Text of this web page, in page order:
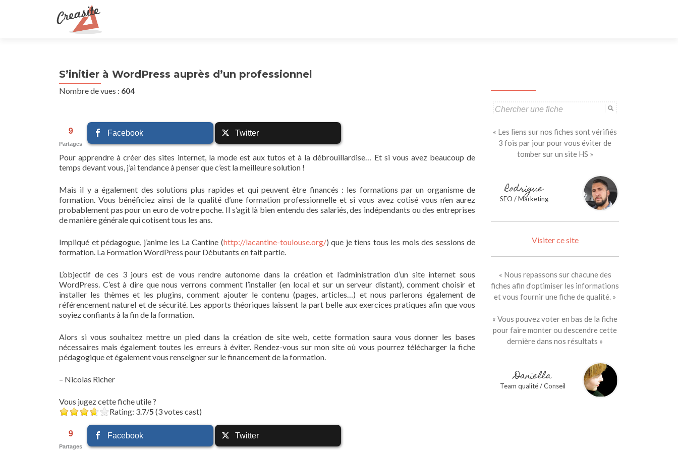
S’initier à WordPress auprès d’un professionnel
Nombre de vues : 604
9
Partages
Facebook Twitter
Pour apprendre à créer des sites internet, la mode est aux tutos et à la débrouillardise… Et si vous avez beaucoup de
temps devant vous, j’ai tendance à penser que c’est la meilleure solution !
Mais il y a également des solutions plus rapides et qui peuvent être financés : les formations par un organisme de
formation. Vous bénéficiez ainsi de la qualité d’une formation professionnelle et si vous avez cotisé vous n’en aurez
probablement pas pour un euro de votre poche. Il s’agit là bien entendu des salariés, des indépendants ou des entreprises
de manière générale qui cotisent tous les ans.
Impliqué et pédagogue, j’anime les La Cantine (http://lacantine-toulouse.org/) que je tiens tous les mois des sessions de
formation. La Formation WordPress pour Débutants en fait partie.
L’objectif de ces 3 jours est de vous rendre autonome dans la création et l’administration d’un site internet sous
WordPress. C’est à dire que nous verrons comment l’installer (en local et sur un serveur distant), comment choisir et
installer les thèmes et les plugins, comment ajouter le contenu (pages, articles…) et nous parlerons également de
référencement naturel et de sécurité. Les apports théoriques laissent la part belle aux exercices pratiques afin que vous
soyiez confiants à la fin de la formation.
Alors si vous souhaitez mettre un pied dans la création de site web, cette formation saura vous donner les bases
nécessaires mais également toutes les erreurs à éviter. Rendez-vous sur mon site où vous pourrez télécharger la fiche
pédagogique et également vous renseigner sur le financement de la formation.
– Nicolas Richer
Vous jugez cette fiche utile ?
Rating: 3.7/5 (3 votes cast)
9
Partages
Facebook Twitter
Search
« Les liens sur nos fiches sont vérifiés
3 fois par jour pour vous éviter de
tomber sur un site HS »
Rodrigue
SEO / Marketing
Visiter ce site
« Nous repassons sur chacune des
fiches afin d’optimiser les informations
et vous fournir une fiche de qualité. »
« Vous pouvez voter en bas de la fiche
pour faire monter ou descendre cette
dernière dans nos résultats »
Daniella
Team qualité / Conseil